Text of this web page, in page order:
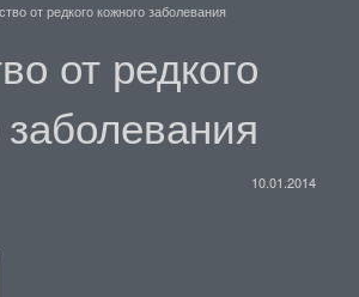
от редкого кожного заболевания
от редкого
10.01.2014